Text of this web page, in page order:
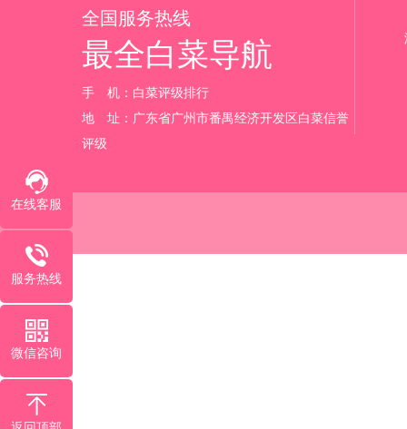
全国服务热线
最全白菜导航
手 机：白菜评级排行‬
地 址：广东省广州市番禺经济开发区白菜信誉
评级
在线客服
服务热线
微信咨询